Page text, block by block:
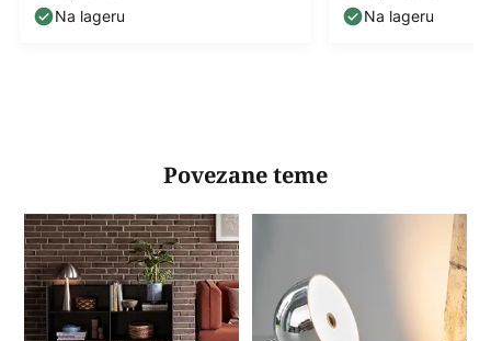
Na lageru Na lageru
Povezane teme